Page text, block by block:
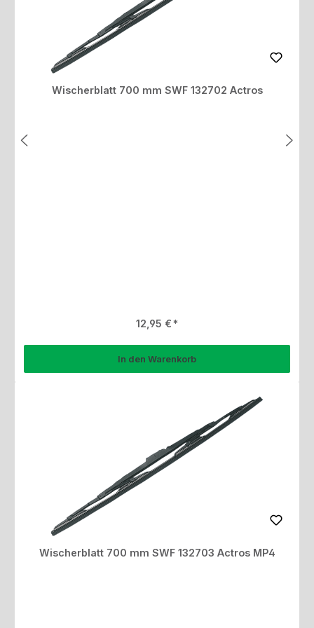
Wischerblatt 700 mm SWF 132702 Actros
Regulärer Preis:
12,95 €
In den Warenkorb
Wischerblatt 700 mm SWF 132703 Actros MP4